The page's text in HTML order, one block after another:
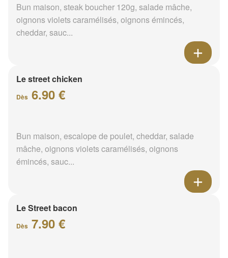
Bun maison, steak boucher 120g, salade mâche,
oignons violets caramélisés, oignons émincés,
cheddar, sauc...
Le street chicken
Dès 6.90 €
Bun maison, escalope de poulet, cheddar, salade
mâche, oignons violets caramélisés, oignons
émincés, sauc...
Le Street bacon
Dès 7.90 €